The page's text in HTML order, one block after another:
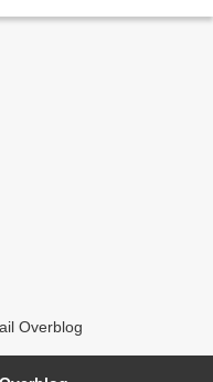
Overblog